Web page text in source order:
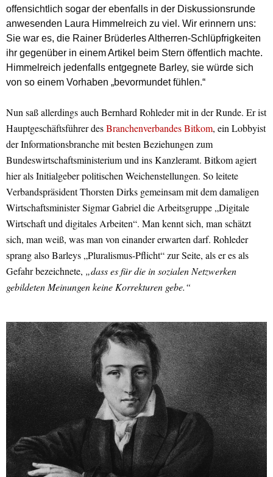
offensichtlich sogar der ebenfalls in der Diskussionsrunde
anwesenden Laura Himmelreich zu viel. Wir erinnern uns:
Sie war es, die Rainer Brüderles Altherren-Schlüpfrigkeiten
ihr gegenüber in einem Artikel beim Stern öffentlich machte.
Himmelreich jedenfalls entgegnete Barley, sie würde sich
von so einem Vorhaben „bevormundet fühlen.“
Nun saß allerdings auch Bernhard Rohleder mit in der Runde. Er ist
Hauptgeschäftsführer desBranchenverbandes Bitkom, ein Lobbyist
der Informationsbranche mit besten Beziehungen zum
Bundeswirtschaftsministerium und ins Kanzleramt. Bitkom agiert
hier als Initialgeber politischen Weichenstellungen. So leitete
Verbandspräsident Thorsten Dirks gemeinsam mit dem damaligen
Wirtschaftsminister Sigmar Gabriel die Arbeitsgruppe „Digitale
Wirtschaft und digitales Arbeiten“. Man kennt sich, man schätzt
sich, man weiß, was man von einander erwarten darf. Rohleder
sprang also Barleys „Pluralismus-Pflicht“ zur Seite, als er es als
Gefahr bezeichnete, „dass es für die in sozialen Netzwerken
gebildeten Meinungen keine Korrekturen gebe.“